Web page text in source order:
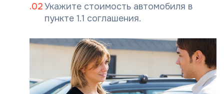
Укажите стоимость автомобиля в
пункте 1.1 соглашения.